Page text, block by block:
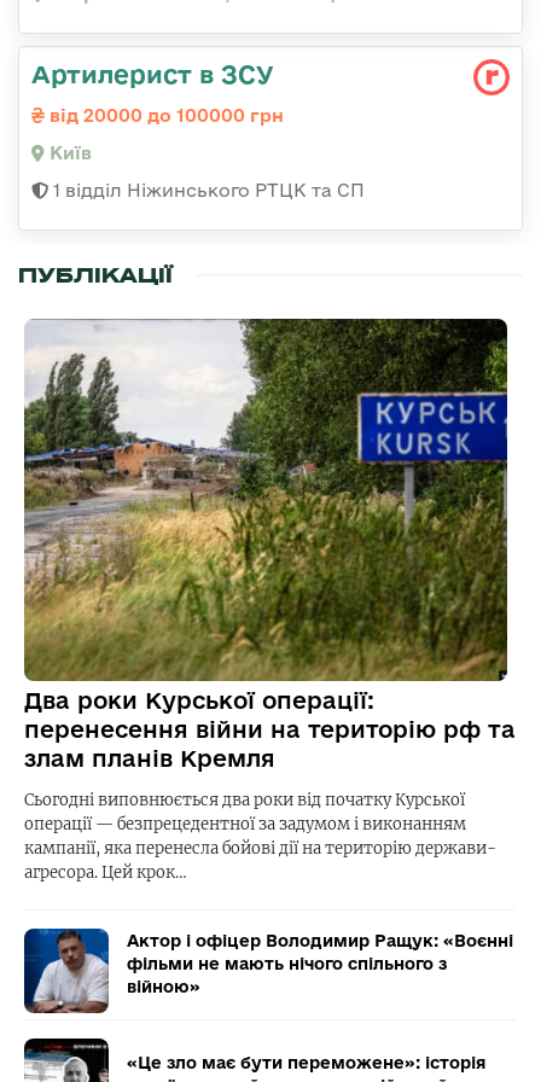
Артилерист в ЗСУ
від 20000 до 100000 грн
Київ
1 відділ Ніжинського РТЦК та СП
ПУБЛІКАЦІЇ
Два роки Курської операції:
перенесення війни на територію рф та
злам планів Кремля
Сьогодні виповнюється два роки від початку Курської
операції — безпрецедентної за задумом і виконанням
кампанії, яка перенесла бойові дії на територію держави-
агресора. Цей крок…
Актор і офіцер Володимир Ращук: «Воєнні
фільми не мають нічого спільного з
війною»
«Це зло має бути переможене»: історія